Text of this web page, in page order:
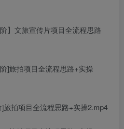
】文旅宣传片项目全流程思路
]旅拍项目全流程思路+实操
旅拍项目全流程思路+实操2.mp4